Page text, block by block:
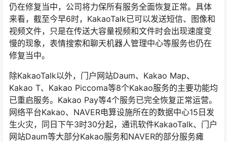
仍在修复当中，公司将力保所有服务全面恢复正常。具体
来看，截至今早6时，KakaoTalk已可以发送短信、图像和
视频文件，只是在传送大容量视频和文件时会出现速度变
慢的现象，表情搜索和聊天机器人管理中心等服务也仍在
修复当中。
除KakaoTalk以外，门户网站Daum、Kakao Map、
Kakao T、Kakao Piccoma等8个Kakao服务的主要功能均
已重启服务。Kakao Pay等4个服务已完全恢复正常运营。
网络平台Kakao、NAVER电算设施所在的数据中心15日发
生火灾，同日下午3时30分起，通讯软件KakaoTalk、门户
网站Daum等大部分Kakao服务和NAVER的部分服务瘫